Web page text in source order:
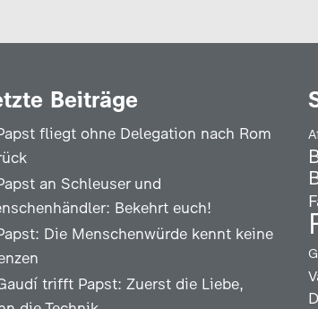
Beiträge
fliegt ohne Delegation nach Rom
an Schleuser und
Bekehrt euch!
Die Menschenwürde kennt keine
trifft Papst: Zuerst die Liebe,